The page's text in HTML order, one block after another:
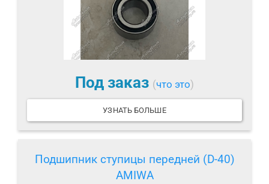
Под заказ (что это)
УЗНАТЬ БОЛЬШЕ
Подшипник ступицы передней (D-40)
AMIWA